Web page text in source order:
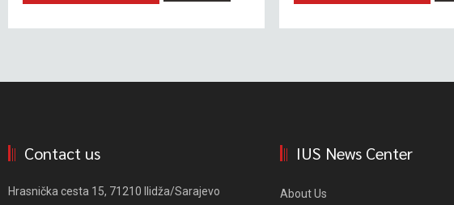
Contact us
Hrasnička cesta 15, 71210 Ilidža/Sarajevo
IUS News Center
About Us